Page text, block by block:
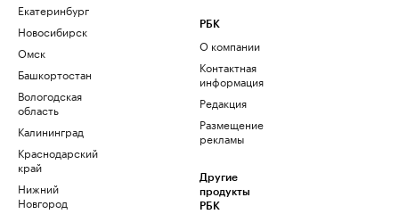
Екатеринбург
Новосибирск
Омск
Башкортостан
Вологодская
область
Калининград
Краснодарский
край
Нижний
Новгород
РБК
О компании
Контактная
информация
Редакция
Размещение
рекламы
Другие
продукты
РБК